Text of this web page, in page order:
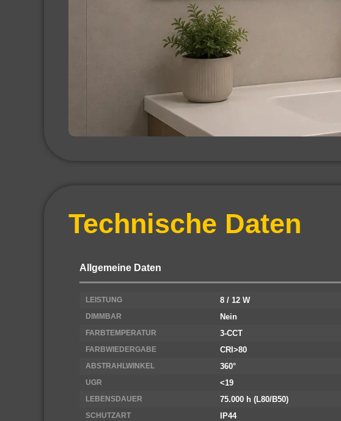
Technische Daten
Allgemeine Daten
LEISTUNG 8 / 12 W
DIMMBAR Nein
FARBTEMPERATUR 3-CCT
FARBWIEDERGABE CRI>80
ABSTRAHLWINKEL 360°
UGR <19
LEBENSDAUER 75.000 h (L80/B50)
SCHUTZART IP44